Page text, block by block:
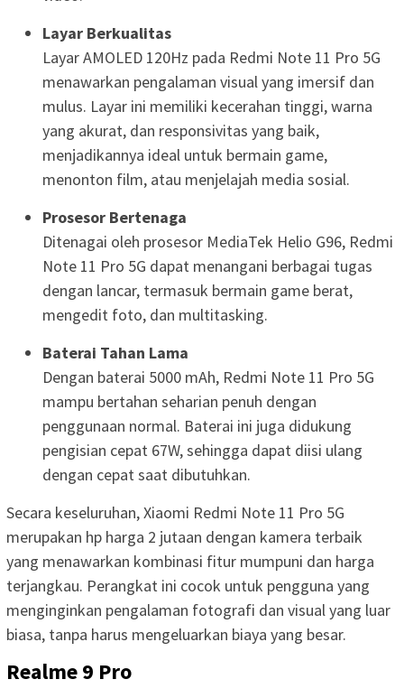
Layar Berkualitas
Layar AMOLED 120Hz pada Redmi Note 11 Pro 5G
menawarkan pengalaman visual yang imersif dan
mulus. Layar ini memiliki kecerahan tinggi, warna
yang akurat, dan responsivitas yang baik,
menjadikannya ideal untuk bermain game,
menonton film, atau menjelajah media sosial.
Prosesor Bertenaga
Ditenagai oleh prosesor MediaTek Helio G96, Redmi
Note 11 Pro 5G dapat menangani berbagai tugas
dengan lancar, termasuk bermain game berat,
mengedit foto, dan multitasking.
Baterai Tahan Lama
Dengan baterai 5000 mAh, Redmi Note 11 Pro 5G
mampu bertahan seharian penuh dengan
penggunaan normal. Baterai ini juga didukung
pengisian cepat 67W, sehingga dapat diisi ulang
dengan cepat saat dibutuhkan.
Secara keseluruhan, Xiaomi Redmi Note 11 Pro 5G
merupakan hp harga 2 jutaan dengan kamera terbaik
yang menawarkan kombinasi fitur mumpuni dan harga
terjangkau. Perangkat ini cocok untuk pengguna yang
menginginkan pengalaman fotografi dan visual yang luar
biasa, tanpa harus mengeluarkan biaya yang besar.
Realme 9 Pro